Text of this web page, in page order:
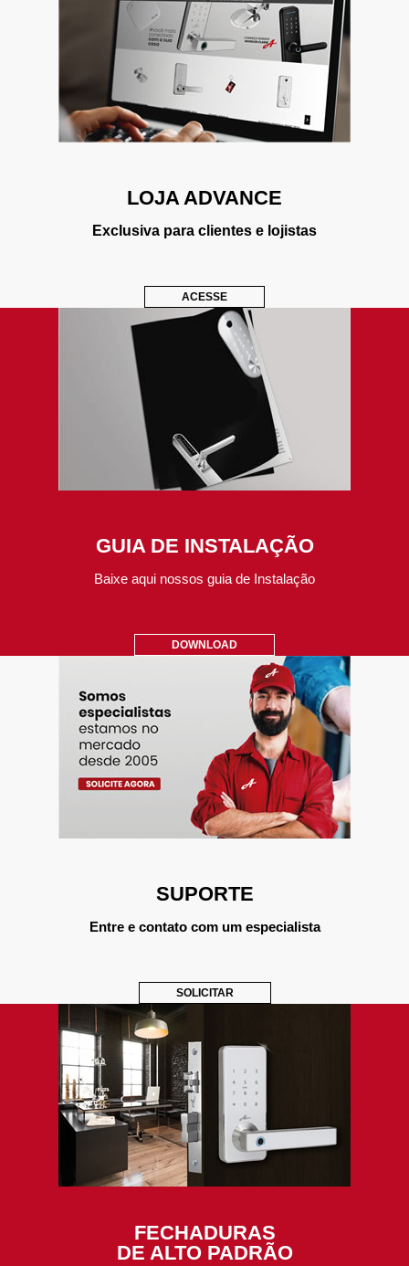
LOJA ADVANCE
Exclusiva para clientes e lojistas
ACESSE
GUIA DE INSTALAÇÃO
Baixe aqui nossos guia de Instalação
DOWNLOAD
SUPORTE
Entre e contato com um especialista
SOLICITAR
FECHADURAS
DE ALTO PADRÃO